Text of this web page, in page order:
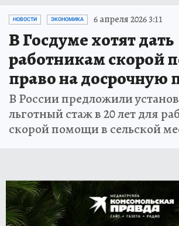
НОВОСТИ ЭКОНОМИКА 6 апреля 2026 3:11
В Госдуме хотят дать
работникам скорой
право на досрочную
В России предложили
льготный стаж в 20 лет для
скорой помощи в сельской